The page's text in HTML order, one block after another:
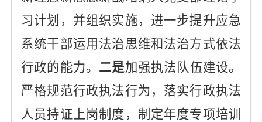
习计划，并组织实施，进一步提升应急
系统干部运用法治思维和法治方式依法
行政的能力。 二是加强执法队伍建设。
严格规范行政执法行为，落实行政执法
人员持证上岗制度， 制定年度专项培训